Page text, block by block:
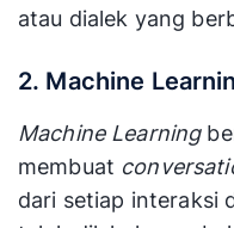
atau dialek yang
2. Machine
Machine Learning
membuat
dari setiap interaksi